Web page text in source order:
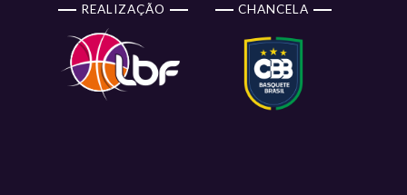
REALIZAÇÃO CHANCELA